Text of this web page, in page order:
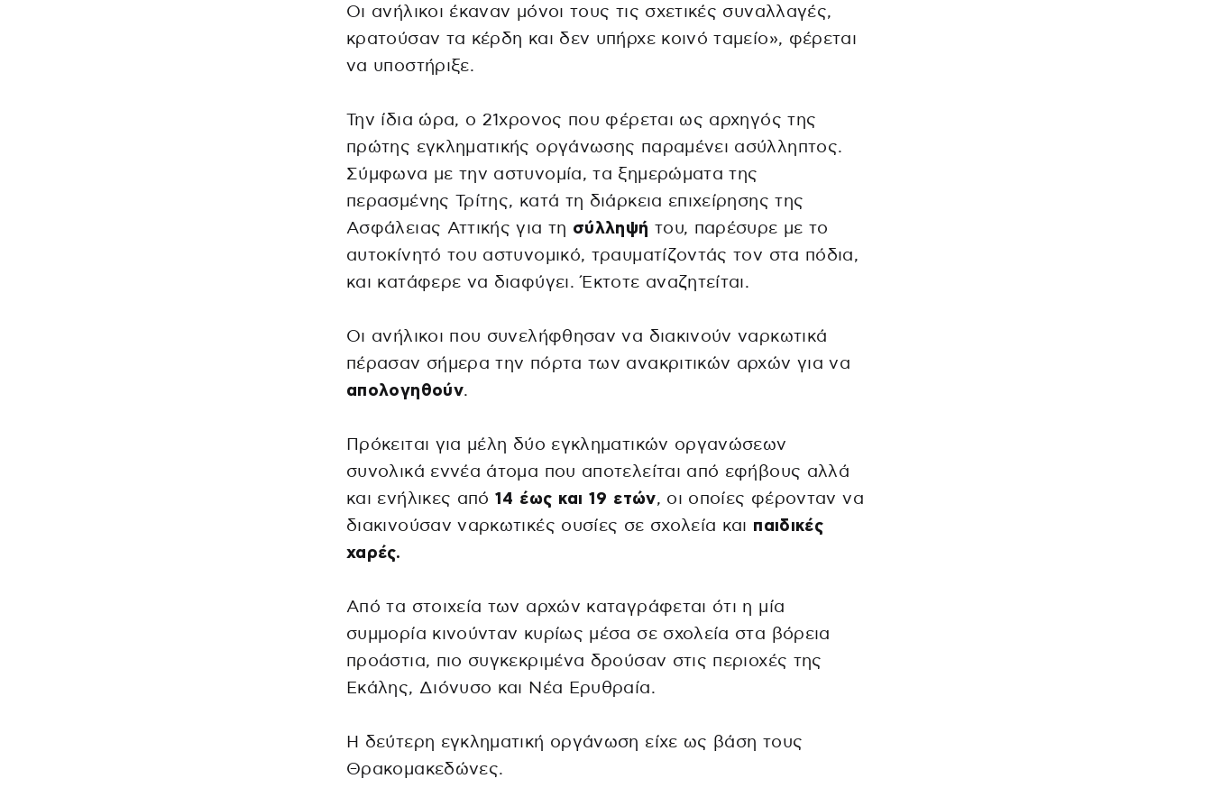
Οι ανήλικοι έκαναν μόνοι τους τις σχετικές συναλλαγές,
κρατούσαν τα κέρδη και δεν υπήρχε κοινό ταμείο», φέρεται
να υποστήριξε.
Την ίδια ώρα, ο 21χρονος που φέρεται ως αρχηγός της
πρώτης εγκληματικής οργάνωσης παραμένει ασύλληπτος.
Σύμφωνα με την αστυνομία, τα ξημερώματα της
περασμένης Τρίτης, κατά τη διάρκεια επιχείρησης της
Ασφάλειας Αττικής για τη σύλληψή του, παρέσυρε με το
αυτοκίνητό του αστυνομικό, τραυματίζοντάς τον στα πόδια,
και κατάφερε να διαφύγει. Έκτοτε αναζητείται.
Οι ανήλικοι που συνελήφθησαν να διακινούν ναρκωτικά
πέρασαν σήμερα την πόρτα των ανακριτικών αρχών για να
απολογηθούν.
Πρόκειται για μέλη δύο εγκληματικών οργανώσεων
συνολικά εννέα άτομα που αποτελείται από εφήβους αλλά
και ενήλικες από 14 έως και 19 ετών, οι οποίες φέρονταν να
διακινούσαν ναρκωτικές ουσίες σε σχολεία και παιδικές
χαρές.
Από τα στοιχεία των αρχών καταγράφεται ότι η μία
συμμορία κινούνταν κυρίως μέσα σε σχολεία στα βόρεια
προάστια, πιο συγκεκριμένα δρούσαν στις περιοχές της
Εκάλης, Διόνυσο και Νέα Ερυθραία.
Η δεύτερη εγκληματική οργάνωση είχε ως βάση τους
Θρακομακεδώνες.